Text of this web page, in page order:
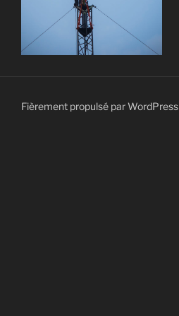
Fièrement propulsé par WordPress